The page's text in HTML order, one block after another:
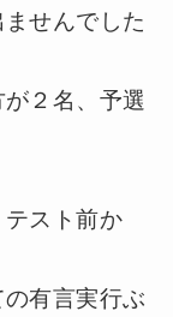
せんでした
２名、予選
スト前か
有言実行ぶ